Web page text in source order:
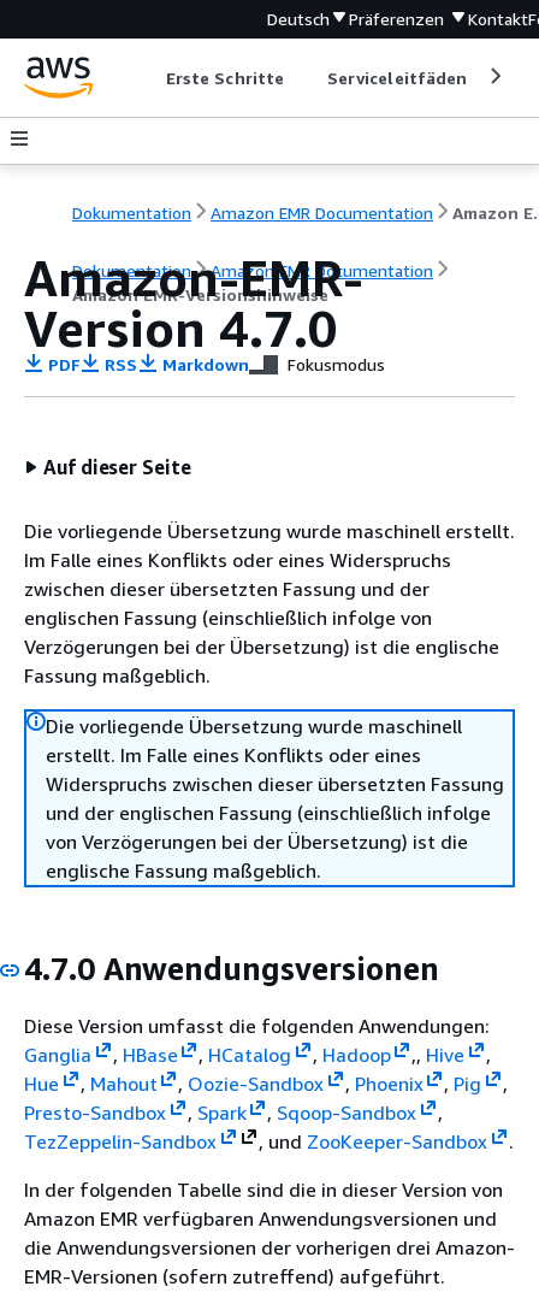
Deutsch Präferenzen Kontakt
Erste Schritte Serviceleitfäden
Dokumentation Amazon EMR Documentation
Dokumentation
Amazon EMR Documentation
Amazon EMR-Versionshinweise
Amazon-EMR-
Version 4.7.0
PDF RSS Markdown Fokusmodus
Auf dieser Seite
Die vorliegende Übersetzung wurde maschinell erstellt.
Im Falle eines Konflikts oder eines Widerspruchs
zwischen dieser übersetzten Fassung und der
englischen Fassung (einschließlich infolge von
Verzögerungen bei der Übersetzung) ist die englische
Fassung maßgeblich.
Die vorliegende Übersetzung wurde maschinell
erstellt. Im Falle eines Konflikts oder eines
Widerspruchs zwischen dieser übersetzten Fassung
und der englischen Fassung (einschließlich infolge
von Verzögerungen bei der Übersetzung) ist die
englische Fassung maßgeblich.
4.7.0 Anwendungsversionen
Diese Version umfasst die folgenden Anwendungen:
Ganglia
, HBase , HCatalog , Hadoop ,, Hive
,
Hue
, Mahout , Oozie-Sandbox , Phoenix , Pig
,
Presto-Sandbox
, Spark , Sqoop-Sandbox
,
TezZeppelin-Sandbox , und ZooKeeper-Sandbox
.
In der folgenden Tabelle sind die in dieser Version von
Amazon EMR verfügbaren Anwendungsversionen und
die Anwendungsversionen der vorherigen drei Amazon-
EMR-Versionen (sofern zutreffend) aufgeführt.